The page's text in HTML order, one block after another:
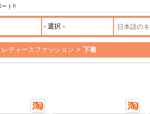
ト!!
レディースファッション > 下着